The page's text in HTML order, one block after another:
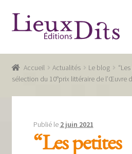
Aller
à
navigation
Aller
au
Accueil
Commande
Conditions générales de vente
Glossaire
Mentions légales / Données
Accueil Actualités Le blog
sélection du 10°prix littéraire de l’Œuvre
Publié le 2 juin 2021
“Les petites